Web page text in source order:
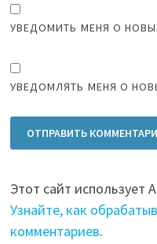
УВЕДОМИТЬ МЕНЯ О
УВЕДОМЛЯТЬ МЕНЯ О
Этот сайт использует
Узнайте, как
комментариев.